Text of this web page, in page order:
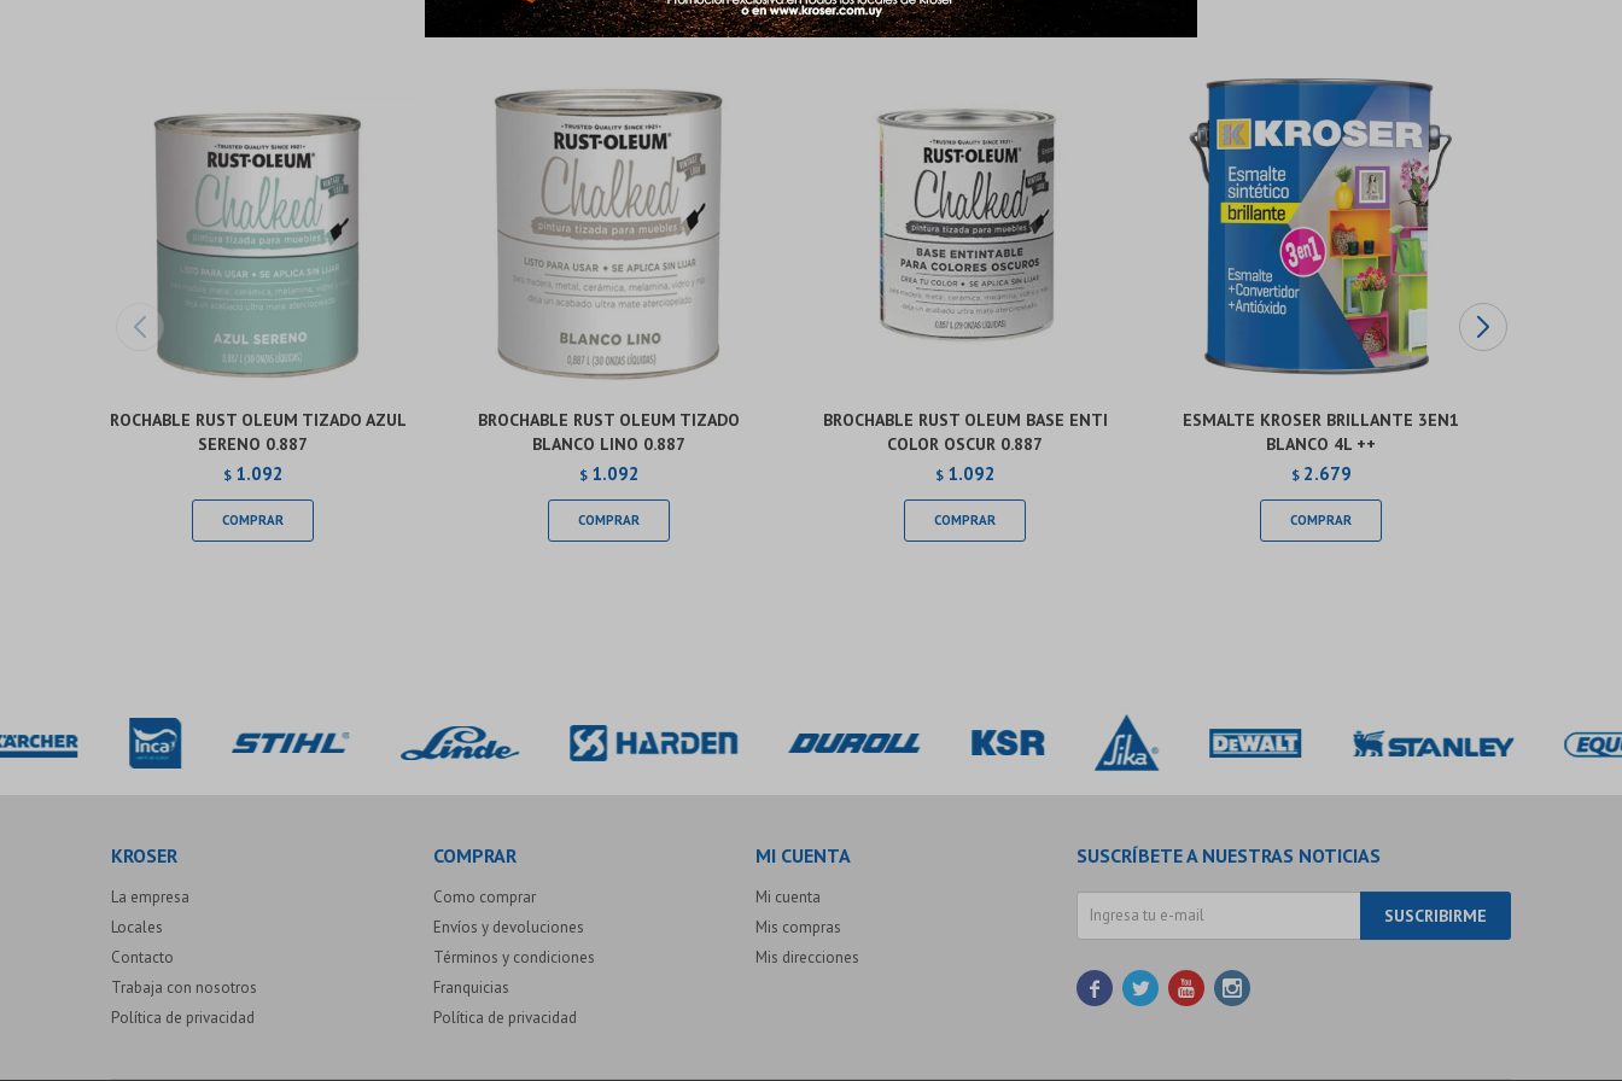
Productos que te pueden interesar
BROCHABLE RUST OLEUM TIZADO AZUL
SERENO 0.887
$ 1.092
BROCHABLE RUST OLEUM TIZADO
BLANCO LINO 0.887
$ 1.092
BROCHABLE RUST OLEUM BASE ENTI
COLOR OSCUR 0.887
$ 1.092
ESMALTE KROSER BRILLANTE 3EN1
BLANCO 4L ++
$ 2.679
Continuar
KROSER
La empresa
Locales
Contacto
Trabaja con nosotros
Política de privacidad
COMPRAR
Como comprar
Envíos y devoluciones
Términos y condiciones
Franquicias
Política de privacidad
MI CUENTA
Mi cuenta
Mis compras
Mis direcciones
SUSCRÍBETE A NUESTRAS NOTICIAS
SUSCRIBIRME
   
Continuar